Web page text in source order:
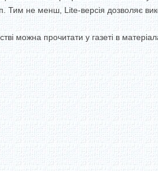
Тим не менш, Lite-версія дозволяє
можна прочитати у газеті в